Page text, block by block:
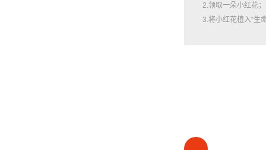
2.领取一朵小红花；
3.将小红花植入“生